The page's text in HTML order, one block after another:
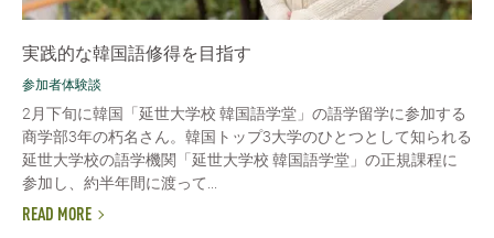
実践的な韓国語修得を目指す
参加者体験談
2月下旬に韓国「延世大学校 韓国語学堂」の語学留学に参加する
商学部3年の朽名さん。韓国トップ3大学のひとつとして知られる
延世大学校の語学機関「延世大学校 韓国語学堂」の正規課程に
参加し、約半年間に渡って...
READ MORE